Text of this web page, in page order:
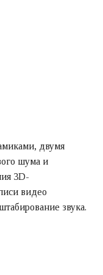
двумя
шума и
3D-
видео
звука.